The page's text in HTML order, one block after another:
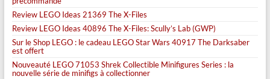
Review LEGO Ideas 21369 The X-Files
Review LEGO Ideas 40896 The X-Files: Scully’s Lab (GWP)
Sur le Shop LEGO : le cadeau LEGO Star Wars 40917 The Darksaber
est offert
Nouveauté LEGO 71053 Shrek Collectible Minifigures Series : la
nouvelle série de minifigs à collectionner